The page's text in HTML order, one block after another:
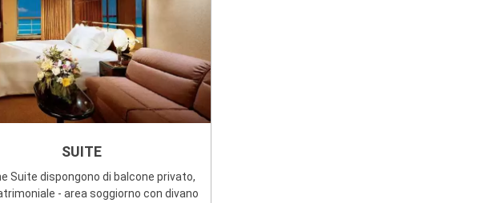
SUITE
Suite dispongono di balcone privato,
- area soggiorno con divano